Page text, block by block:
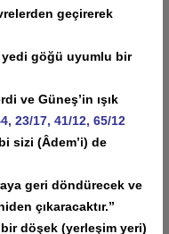
geçirerek
göğü uyumlu bir
ve Güneş’in ışık
23/17, 41/12, 65/12
(Âdem’i) de
geri döndürecek ve
çıkaracaktır.”
döşek (yerleşim yeri)